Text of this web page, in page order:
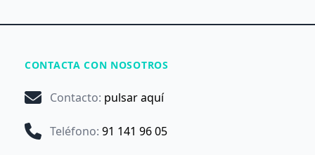
CONTACTA CON NOSOTROS
Contacto: pulsar aquí
Teléfono: 91 141 96 05